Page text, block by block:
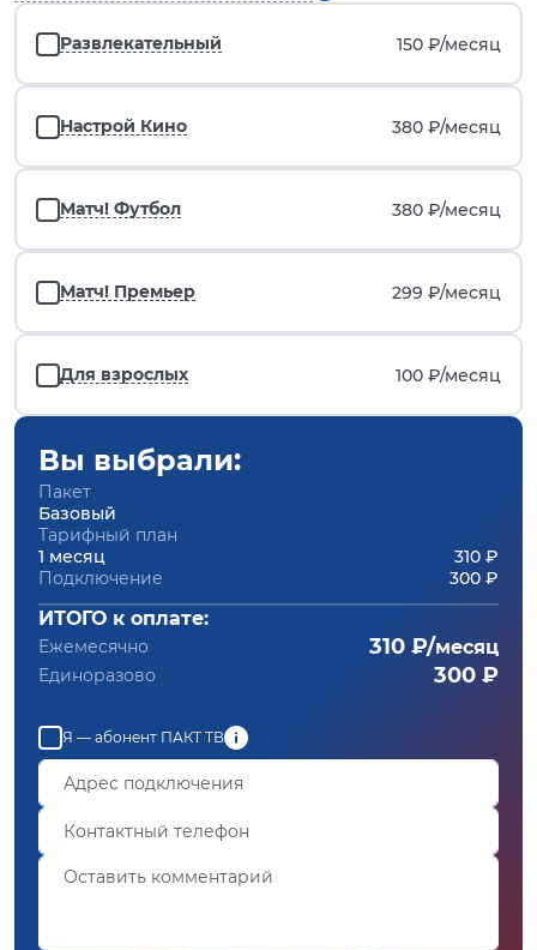
Развлекательный 150 ₽/месяц
Настрой Кино 380 ₽/месяц
Матч! Футбол 380 ₽/месяц
Матч! Премьер 299 ₽/месяц
Для взрослых 100 ₽/месяц
Вы выбрали:
Пакет
Базовый
Тарифный план
1 месяц
310 ₽
Подключение
300 ₽
ИТОГО к оплате:
Ежемесячно 310 ₽/месяц
Единоразово 300 ₽
Я — абонент ПАКТ ТВ